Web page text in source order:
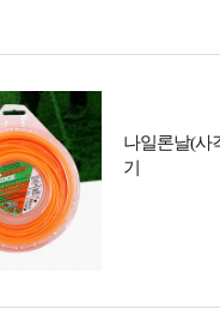
나일론날(사
기